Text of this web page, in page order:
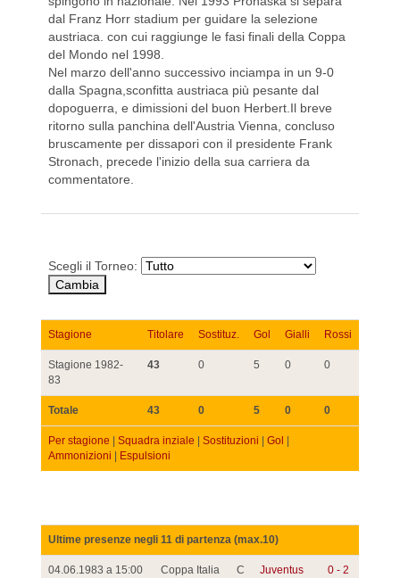
dal Franz Horr stadium per guidare la selezione
austriaca. con cui raggiunge le fasi finali della Coppa
del Mondo nel 1998.
Nel marzo dell'anno successivo inciampa in un 9-0
dalla Spagna,sconfitta austriaca più pesante dal
dopoguerra, e dimissioni del buon Herbert.Il breve
ritorno sulla panchina dell'Austria Vienna, concluso
bruscamente per dissapori con il presidente Frank
Stronach, precede l'inizio della sua carriera da
commentatore.
Scegli il Torneo:
Stagione Titolare Sostituz. Gol Gialli Rossi
Stagione 1982-
83
43 0 5 0 0
Totale 43 0 5 0 0
Per stagione Squadra inziale Sostituzioni Gol
Ammonizioni
Espulsioni
Ultime presenze negli 11 di partenza (max.10)
04.06.1983 a 15:00 Coppa Italia C Juventus 0 - 2